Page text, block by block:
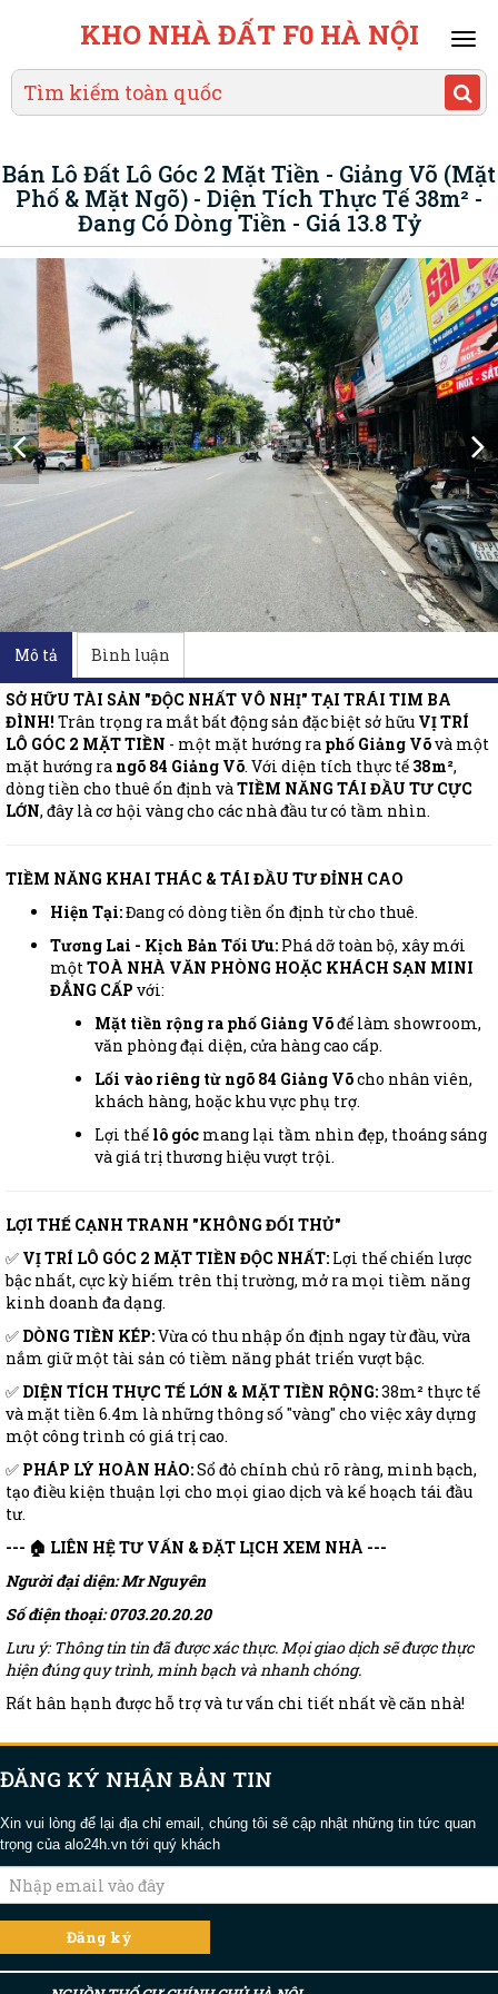
KHO NHÀ ĐẤT F0 HÀ NỘI
Bán Lô Đất Lô Góc 2 Mặt Tiền - Giảng Võ (Mặt
Phố & Mặt Ngõ) - Diện Tích Thực Tế 38m² -
Đang Có Dòng Tiền - Giá 13.8 Tỷ
Mô tả Bình luận
SỞ HỮU TÀI SẢN "ĐỘC NHẤT VÔ NHỊ" TẠI TRÁI TIM BA
ĐÌNH! Trân trọng ra mắt bất động sản đặc biệt sở hữu VỊ TRÍ
LÔ GÓC 2 MẶT TIỀN - một mặt hướng ra phố Giảng Võvà một
mặt hướng ra ngõ 84 Giảng Võ. Với diện tích thực tế 38m²,
dòng tiền cho thuê ổn định vàTIỀM NĂNG TÁI ĐẦU TƯ CỰC
LỚN, đây là cơ hội vàng cho các nhà đầu tư có tầm nhìn.
TIỀM NĂNG KHAI THÁC & TÁI ĐẦU TƯ ĐỈNH CAO
Hiện Tại:Đang có dòng tiền ổn định từ cho thuê.
Tương Lai - Kịch Bản Tối Ưu: Phá dỡ toàn bộ, xây mới
mộtTOÀ NHÀ VĂN PHÒNG HOẶC KHÁCH SẠN MINI
ĐẲNG CẤP với:
Mặt tiền rộng ra phố Giảng Võđể làm showroom,
văn phòng đại diện, cửa hàng cao cấp.
Lối vào riêng từ ngõ 84 Giảng Võcho nhân viên,
khách hàng, hoặc khu vực phụ trợ.
Lợi thếlô góc mang lại tầm nhìn đẹp, thoáng sáng
và giá trị thương hiệu vượt trội.
LỢI THẾ CẠNH TRANH "KHÔNG ĐỐI THỦ"
✅ VỊ TRÍ LÔ GÓC 2 MẶT TIỀN ĐỘC NHẤT: Lợi thế chiến lược
bậc nhất, cực kỳ hiếm trên thị trường, mở ra mọi tiềm năng
kinh doanh đa dạng.
✅ DÒNG TIỀN KÉP:Vừa có thu nhập ổn định ngay từ đầu, vừa
nắm giữ một tài sản có tiềm năng phát triển vượt bậc.
✅ DIỆN TÍCH THỰC TẾ LỚN & MẶT TIỀN RỘNG:38m² thực tế
và mặt tiền 6.4m là những thông số "vàng" cho việc xây dựng
một công trình có giá trị cao.
✅ PHÁP LÝ HOÀN HẢO:Sổ đỏ chính chủ rõ ràng, minh bạch,
tạo điều kiện thuận lợi cho mọi giao dịch và kế hoạch tái đầu
tư.
--- 🏠 LIÊN HỆ TƯ VẤN & ĐẶT LỊCH XEM NHÀ ---
Người đại diện: Mr Nguyên
Số điện thoại: 0703.20.20.20
Lưu ý: Thông tin tin đã được xác thực. Mọi giao dịch sẽ được thực
hiện đúng quy trình, minh bạch và nhanh chóng.
Rất hân hạnh được hỗ trợ và tư vấn chi tiết nhất về căn nhà!
ĐĂNG KÝ NHẬN BẢN TIN
Xin vui lòng để lại địa chỉ email, chúng tôi sẽ cập nhật những tin tức quan
trọng của alo24h.vn tới quý khách